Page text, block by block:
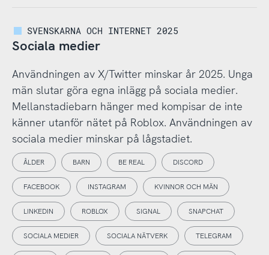
SVENSKARNA OCH INTERNET 2025
Sociala medier
Användningen av X/Twitter minskar år 2025. Unga
män slutar göra egna inlägg på sociala medier.
Mellanstadiebarn hänger med kompisar de inte
känner utanför nätet på Roblox. Användningen av
sociala medier minskar på lågstadiet.
ÅLDER BARN BE REAL DISCORD
FACEBOOK INSTAGRAM KVINNOR OCH MÄN
LINKEDIN ROBLOX SIGNAL SNAPCHAT
SOCIALA MEDIER SOCIALA NÄTVERK TELEGRAM